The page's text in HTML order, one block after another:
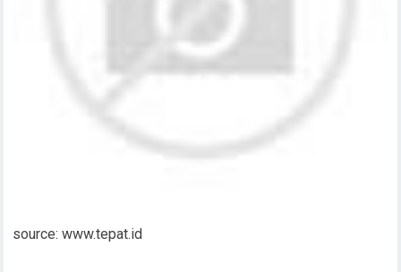
source: www.tepat.id